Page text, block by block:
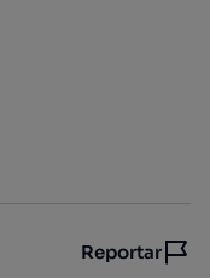
Reportar